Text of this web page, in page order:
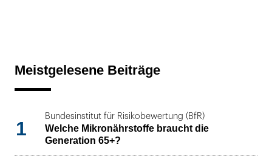
Meistgelesene Beiträge
1
Bundesinstitut für Risikobewertung (BfR)
Welche Mikronährstoffe braucht die
Generation 65+?